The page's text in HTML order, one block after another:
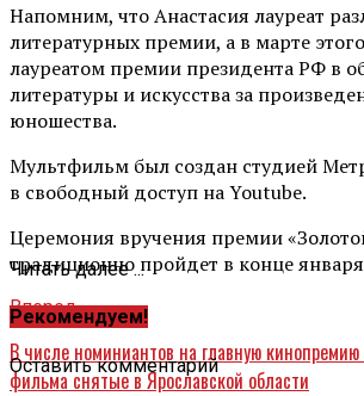
Напомним, что Анастасия лауреат
литературных премии, а в марте
лауреатом премии президента РФ в
литературы и искусства за
юношества.
Мультфильм был создан студией
в свободный доступ на Youtube.
Церемония вручения премии
традиционно пройдет в конце
Вперед
В числе номиниантов на главную
фильма снятые в Ярославской области
Читать далее ...
Рекомендуем!
Оставить комментарий